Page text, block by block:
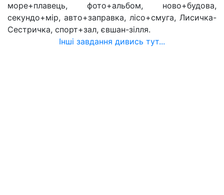
море+плавець, фото+альбом, ново+будова,
секундо+мір, авто+заправка, лісо+смуга, Лисичка-
Сестричка, спорт+зал, євшан-зілля.
Інші завдання дивись тут...